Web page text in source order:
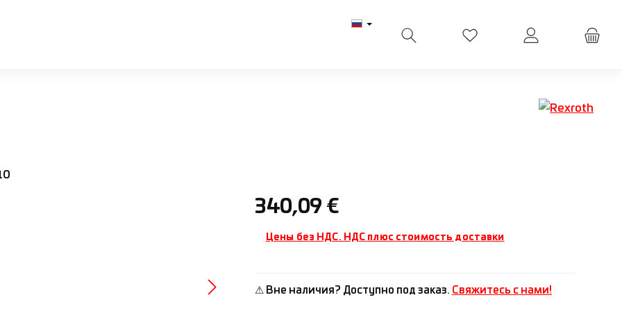
У вас есть товары из
Обычная цена:
340,09 €
Цены без НДС. НДС плюс стоимость доставки
⚠ Вне наличия? Доступно под заказ. Свяжитесь с нами!